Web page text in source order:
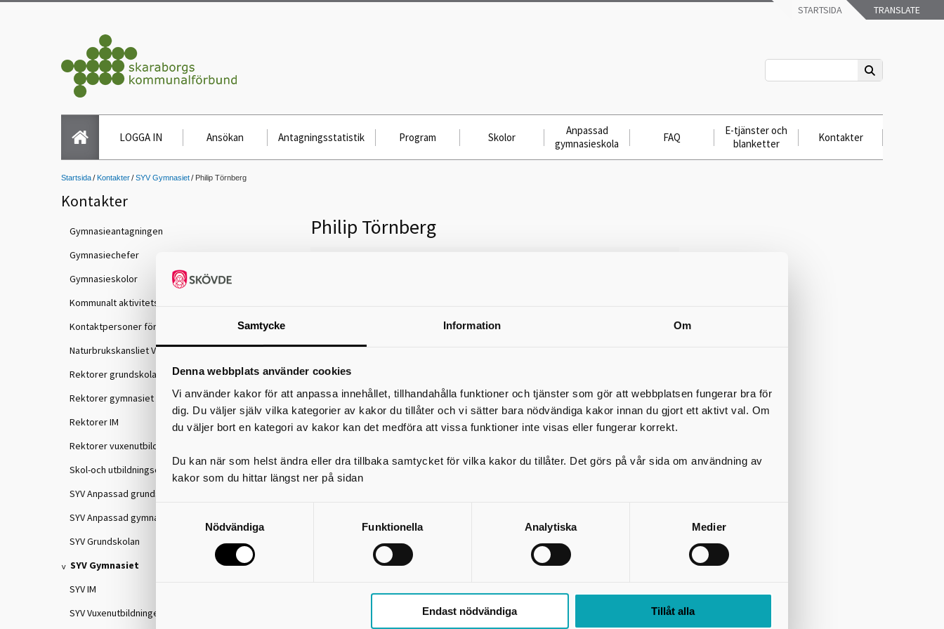
Samtycke Information Om
Denna webbplats använder cookies
Vi använder kakor för att anpassa innehållet, tillhandahålla funktioner och tjänster som gör att webbplatsen fungerar bra för
dig. Du väljer själv vilka kategorier av kakor du tillåter och vi sätter bara nödvändiga kakor innan du gjort ett aktivt val. Om
du väljer bort en kategori av kakor kan det medföra att vissa funktioner inte visas eller fungerar korrekt.
Du kan när som helst ändra eller dra tillbaka samtycket för vilka kakor du tillåter. Det görs på vår sida om användning av
kakor som du hittar längst ner på sidan
Nödvändiga Funktionella Analytiska Medier
Endast nödvändiga Tillåt alla
STARTSIDA TRANSLATE
LOGGA IN Ansökan Antagningsstatistik Program Skolor
Anpassad
gymnasieskola
FAQ
E-tjänster och
blanketter
Kontakter
Startsida Kontakter SYV Gymnasiet Philip Törnberg
Kontakter
Gymnasieantagningen
Gymnasiechefer
Gymnasieskolor
Kommunalt aktivitetsansvar (KAA)
Kontaktpersoner för IKE
Naturbrukskansliet VGR
Rektorer grundskolan
Rektorer gymnasiet
Rektorer IM
Rektorer vuxenutbildningen
Skol-och utbildningschefer
SYV Anpassad grundskola
SYV Anpassad gymnasieskola
SYV Grundskolan
SYV Gymnasiet
SYV IM
SYV Vuxenutbildningen
Philip Törnberg
Telefon
*Ämne
*Meddelande